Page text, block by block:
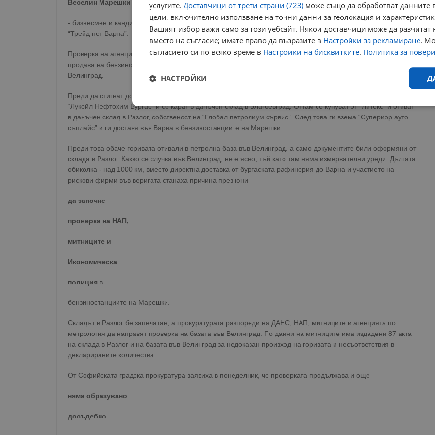
Веселин Марешки
- бизнесмен и кандидат за президент. Бензиностанциите му с марка “ВМ петролиум” са собственост на
“Трейд нет Варна”.
Проверка на агенцията по метрология преди няколко месеца показа, че дизел със сяра извън нормата се
продава на бензиностанция на Марешки в Габрово. Горивото било доставено от вече запечатаната база във
Велинград.
Преди да стигнат до нея, бензинът и дизелът минават през няколко компании. Тръгват от производителя
“Лукойл Нефтохим Бургас” и се карат в данъчен склад в Благоевград. Оттам се купуват от “Литекс” и отиват
в данъчен склад в Разлог, собственост на “Глобал петролиум сървис”. След това ги взема “Супериор ауто
съплайс” и ги доставя във Варна в бензиностанциите на Марешки.
Преди това обаче горивата отивали в петролна база във Велинград, а само документите били оформяни от
склада в Разлог. Какво се случва във Велинград, не е ясно, тъй като там няма измервателни уреди. Дългата
обиколка - над 1000 км, вместо директна доставка от бургаската рафинерия до Варна и участието на
рискови фирми във веригата станаха причина през юни
да започне
проверка на НАП,
митниците и
Икономическа
полиция в
бензиностанциите на Марешки.
Складът в Разлог бе запечатан, а прокуратурата разпореди на ДАНС, НАП, митниците и агенцията по
метрология да направят проверка на базата във Велинград. По данни на митниците има издадени 87 акта
на склада в Разлог и на базата във Велинград за недоказан произход на горивата и несъответствия в
декларираните количества.
От Софийската градска прокуратура заявиха в понеделник, че проверката продължава и още
няма образувано
досъдебно
услугите. Доставчици от трети страни (723) може също да обработват данните
цели, включително използване на точни данни за геолокация и
Вашият избор важи само за този уебсайт. Някои доставчици може да разчитат
вместо на съгласие; имате право да възразите в Настройки за рекламиране.
съгласието си по всяко време в Настройки на бисквитките. Политика за
НАСТРОЙКИ
Строго
необходимо
Ефективност Таргетиране Функционалност
Строго необходимо
Строго необходимите бисквитки позволяват основната функционалност на уебсайта, като
Това е бисквитка против
технологии. Той е предназначен да
публикуване на съдържание на
фалшифициране на искания между
информация за потребителя и се
VISITOR_PRIVACY_METADATA
Тази бисквитка се използва за
потребителя и избора на
взаимодействие със сайта. Той
на посетителя по отношение на
настройки за поверителност, като
предпочитания се спазват в бъдещите
__cf_bm
Cloudflare Inc.
29
Тази бисквитка се използва за